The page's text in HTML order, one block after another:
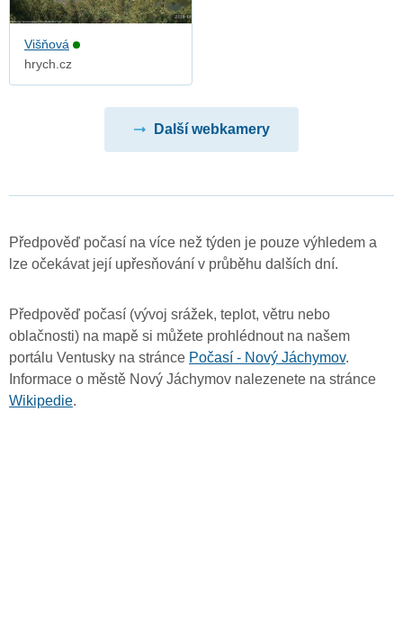
Višňová
hrych.cz
Další webkamery
Předpověď počasí na více než týden je pouze výhledem a
lze očekávat její upřesňování v průběhu dalších dní.
Předpověď počasí (vývoj srážek, teplot, větru nebo
oblačnosti) na mapě si můžete prohlédnout na našem
portálu Ventusky na stránce Počasí - Nový Jáchymov.
Informace o městě Nový Jáchymov nalezenete na stránce
Wikipedie.